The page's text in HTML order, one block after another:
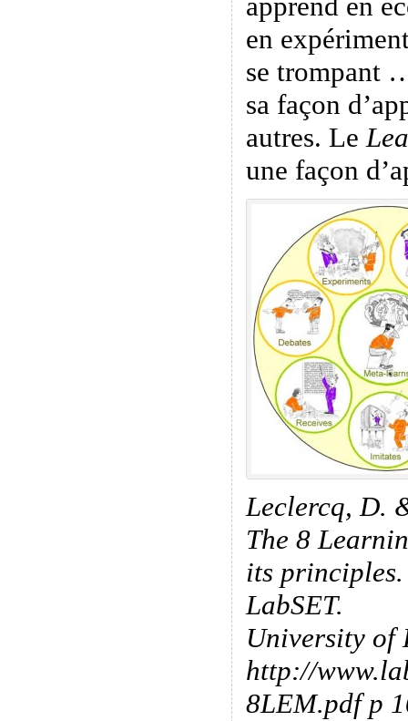
en
se trompant
sa façon
autres. Le
une façon
Leclercq, D.
The 8
its principles.
LabSET.
University of
http://
8LEM.pdf p